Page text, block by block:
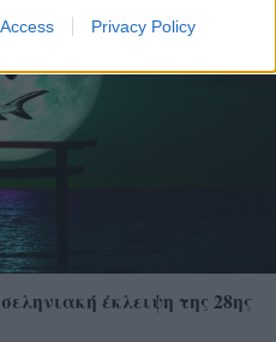
Privacy Policy
έκλειψη της 28ης